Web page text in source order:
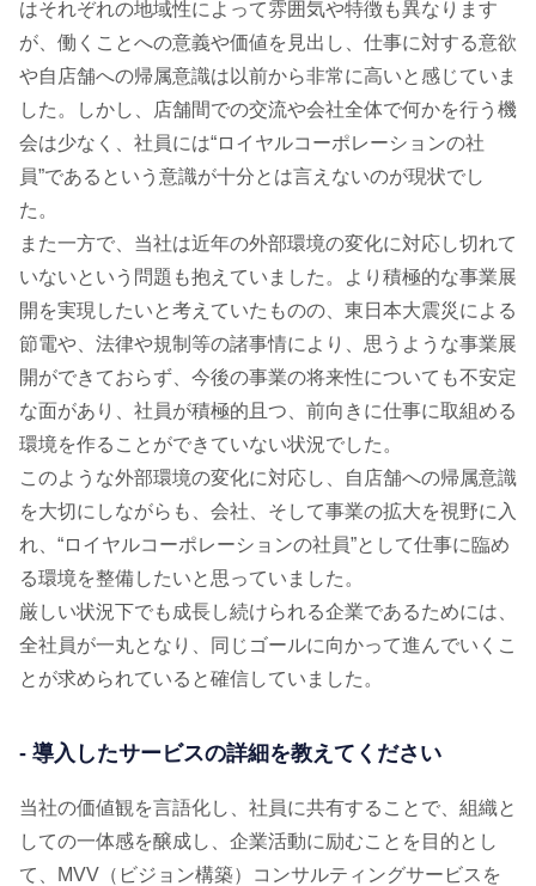
はそれぞれの地域性によって雰囲気や特徴も異なります
が、働くことへの意義や価値を見出し、仕事に対する意欲
や自店舗への帰属意識は以前から非常に高いと感じていま
した。しかし、店舗間での交流や会社全体で何かを行う機
会は少なく、社員には“ロイヤルコーポレーションの社
員”であるという意識が十分とは言えないのが現状でし
た。
また一方で、当社は近年の外部環境の変化に対応し切れて
いないという問題も抱えていました。より積極的な事業展
開を実現したいと考えていたものの、東日本大震災による
節電や、法律や規制等の諸事情により、思うような事業展
開ができておらず、今後の事業の将来性についても不安定
な面があり、社員が積極的且つ、前向きに仕事に取組める
環境を作ることができていない状況でした。
このような外部環境の変化に対応し、自店舗への帰属意識
を大切にしながらも、会社、そして事業の拡大を視野に入
れ、“ロイヤルコーポレーションの社員”として仕事に臨め
る環境を整備したいと思っていました。
厳しい状況下でも成長し続けられる企業であるためには、
全社員が一丸となり、同じゴールに向かって進んでいくこ
とが求められていると確信していました。
- 導入したサービスの詳細を教えてください
当社の価値観を言語化し、社員に共有することで、組織と
しての一体感を醸成し、企業活動に励むことを目的とし
て、MVV（ビジョン構築）コンサルティングサービスを